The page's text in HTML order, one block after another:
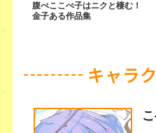
腹ぺここぺ子はニクと棲む！
金子ある作品集
キャラ